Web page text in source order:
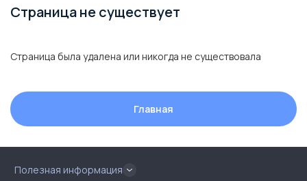
Страница не существует
Страница была удалена или никогда не существовала
Главная
Полезная информация